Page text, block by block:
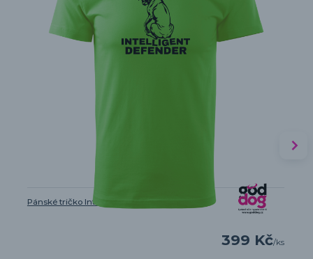
Pánské tričko Intelligent Defender
399 Kč/ks